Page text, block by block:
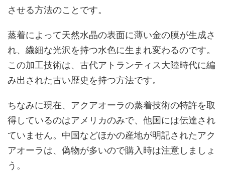
させる方法のことです。
蒸着によって天然水晶の表面に薄い金の膜が生成さ
れ、繊細な光沢を持つ水色に生まれ変わるのです。
この加工技術は、古代アトランティス大陸時代に編
み出された古い歴史を持つ方法です。
ちなみに現在、アクアオーラの蒸着技術の特許を取
得しているのはアメリカのみで、他国には伝達され
ていません。中国などほかの産地が明記されたアク
アオーラは、偽物が多いので購入時は注意しましょ
う。